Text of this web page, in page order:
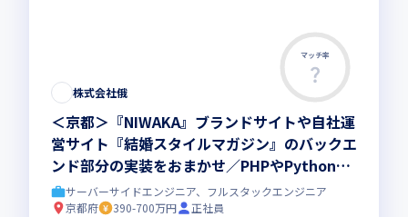
マッチ率
株式会社俄
＜京都＞『NIWAKA』ブランドサイトや自社運
営サイト『結婚スタイルマガジン』のバックエ
ンド部分の実装をおまかせ／PHPやPythonを
用いた開発経験が活かせる／ワークライフバラ
ンスが整いやすい環境です
サーバーサイドエンジニア、フルスタックエンジニア
京都府
390-700万円
正社員